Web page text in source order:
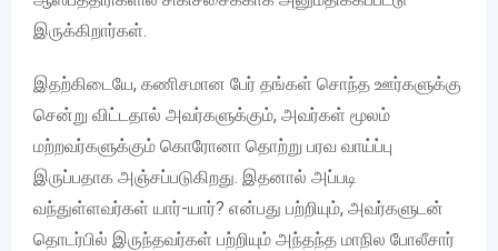
இருக்கிறார்கள்.
இதற்கிடையே, கணிசமான பேர் தங்கள் சொந்த ஊர்களுக்கு
சென்று விட்டதால் அவர்களுக்கும், அவர்கள் மூலம்
மற்றவர்களுக்கும் கொரோனா தொற்று பரவ வாய்ப்பு
இருப்பதாக அஞ்சப்படுகிறது. இதனால் அப்படி
வந்துள்ளவர்கள் யார்-யார்? என்பது பற்றியும், அவர்களுடன்
தொடர்பில் இருந்தவர்கள் பற்றியும் அந்தந்த மாநில போலீசார்